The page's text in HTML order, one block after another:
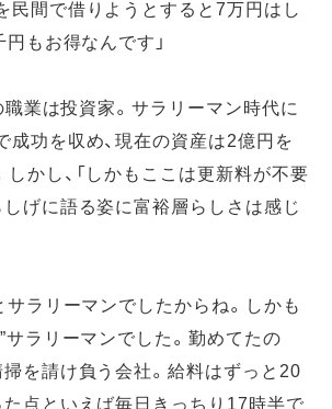
民間で借りようとすると7万円はし
もお得なんです」
業は投資家。サラリーマン時代に
成功を収め、現在の資産は2億円を
かし、「しかもここは更新料が不要
しげに語る姿に富裕層らしさは感じ
サラリーマンでしたからね。しかも
サラリーマンでした。勤めてたの
掃を請け負う会社。給料はずっと20
た点といえば毎日きっちり17時半で